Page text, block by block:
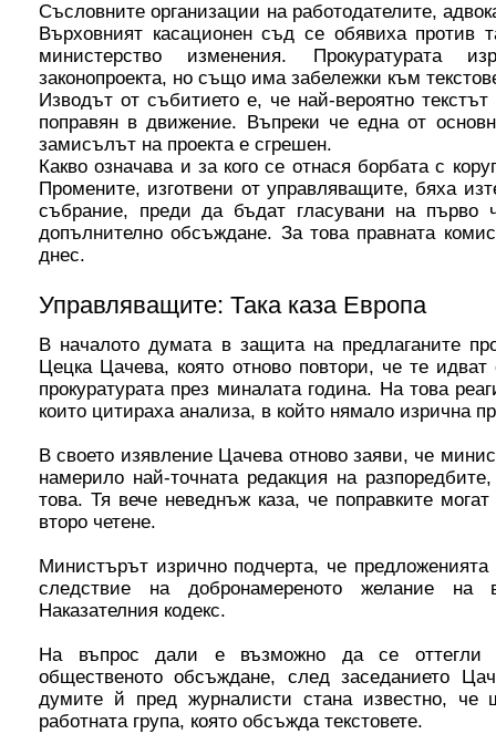
Съсловните организации на работодателите,
Върховният касационен съд се обявиха против
министерство изменения. Прокуратурата
законопроекта, но също има забележки към
Изводът от събитието е, че най-вероятно
поправян в движение. Въпреки че една от
замисълът на проекта е сгрешен.
Какво означава и за кого се отнася борбата с
Промените, изготвени от управляващите, бяха
събрание, преди да бъдат гласувани на първо
допълнително обсъждане. За това правната
днес.
Управляващите: Така каза Европа
В началото думата в защита на предлаганите
Цецка Цачева, която отново повтори, че те
прокуратурата през миналата година. На това
които цитираха анализа, в който нямало изрична
В своето изявление Цачева отново заяви, че
намерило най-точната редакция на
това. Тя вече неведнъж каза, че поправките
второ четене.
Министърът изрично подчерта, че
следствие на добронамереното желание на
Наказателния кодекс.
На въпрос дали е възможно да се оттегли
общественото обсъждане, след заседанието
думите й пред журналисти стана известно,
работната група, която обсъжда текстовете.